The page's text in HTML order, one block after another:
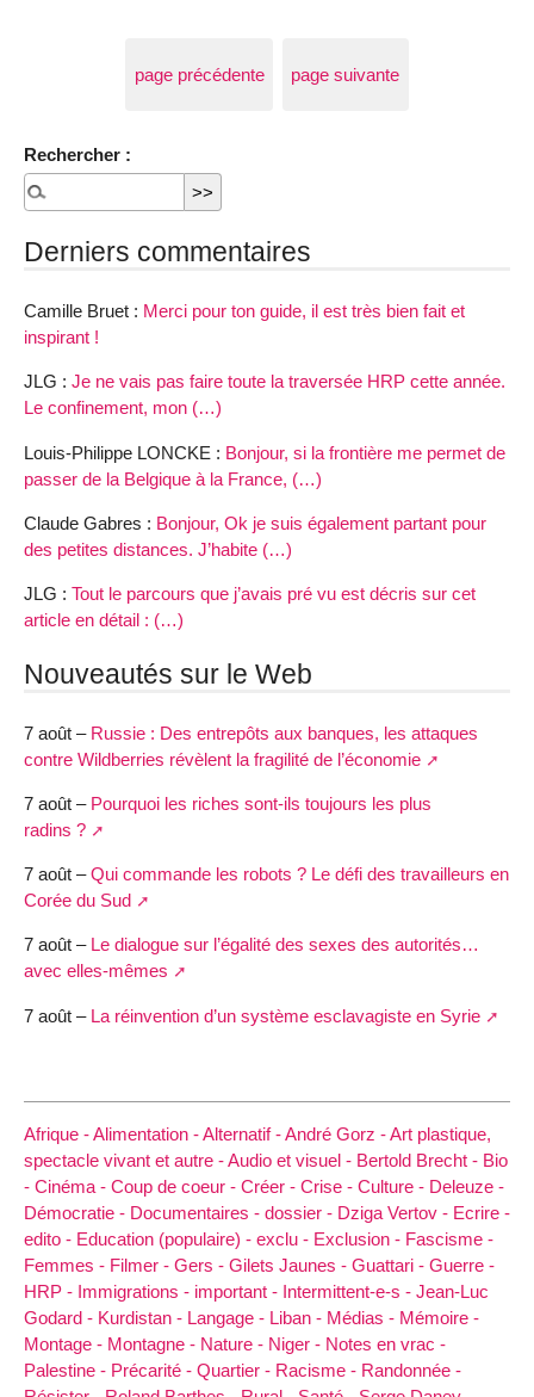
page précédente page suivante
Rechercher :
Derniers commentaires
Camille Bruet : Merci pour ton guide, il est très bien fait et
inspirant !
JLG : Je ne vais pas faire toute la traversée HRP cette année.
Le confinement, mon (…)
Louis-Philippe LONCKE : Bonjour, si la frontière me permet de
passer de la Belgique à la France, (…)
Claude Gabres : Bonjour, Ok je suis également partant pour
des petites distances. J’habite (…)
JLG : Tout le parcours que j’avais pré vu est décris sur cet
article en détail : (…)
Nouveautés sur le Web
7 août – Russie : Des entrepôts aux banques, les attaques
contre Wildberries révèlent la fragilité de l’économie
7 août – Pourquoi les riches sont-ils toujours les plus
radins ?
7 août –Qui commande les robots ? Le défi des travailleurs en
Corée du Sud
7 août – Le dialogue sur l’égalité des sexes des autorités…
avec elles-mêmes
7 août – La réinvention d’un système esclavagiste en Syrie
Afrique -Alimentation -Alternatif -André Gorz -Art plastique,
spectacle vivant et autre -Audio et visuel - Bertold Brecht - Bio
- Cinéma - Coup de coeur - Créer - Crise - Culture - Deleuze -
Démocratie - Documentaires - dossier - Dziga Vertov - Ecrire -
edito - Education (populaire) - exclu - Exclusion - Fascisme -
Femmes - Filmer - Gers - Gilets Jaunes - Guattari - Guerre -
HRP - Immigrations - important - Intermittent-e-s - Jean-Luc
Godard - Kurdistan - Langage - Liban - Médias - Mémoire -
Montage - Montagne - Nature - Niger - Notes en vrac -
Palestine - Précarité - Quartier - Racisme - Randonnée -